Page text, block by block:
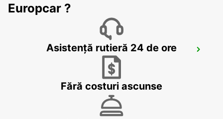
LINZ AIRPORT
LINZ-HOERSCHING - AUSTRIA
Europcar ?
Asistență rutieră 24 de ore
Fără costuri ascunse